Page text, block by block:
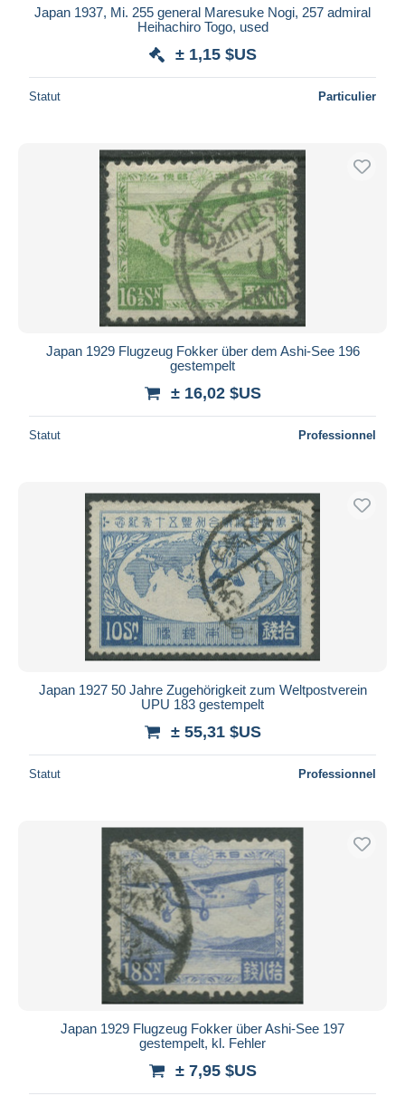
Japan 1937, Mi. 255 general Maresuke Nogi, 257 admiral
Heihachiro Togo, used
± 1,15 $US
Statut Particulier
Japan 1929 Flugzeug Fokker über dem Ashi-See 196
gestempelt
± 16,02 $US
Statut Professionnel
Japan 1927 50 Jahre Zugehörigkeit zum Weltpostverein
UPU 183 gestempelt
± 55,31 $US
Statut Professionnel
Japan 1929 Flugzeug Fokker über Ashi-See 197
gestempelt, kl. Fehler
± 7,95 $US